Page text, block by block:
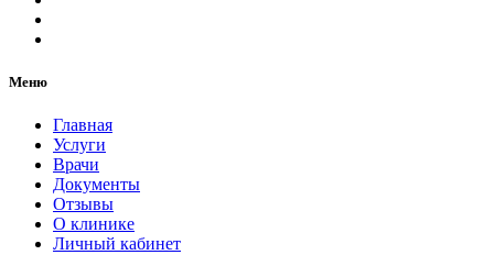
Меню
Главная
Услуги
Врачи
Документы
Отзывы
О клинике
Личный кабинет